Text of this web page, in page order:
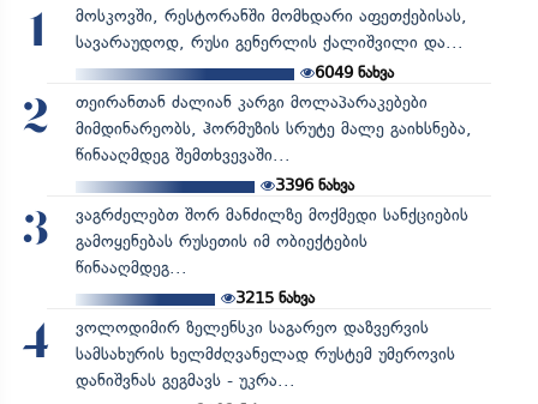
1
მოსკოვში, რესტორანში მომხდარი აფეთქებისას,
სავარაუდოდ, რუსი გენერლის ქალიშვილი და...
6049 ნახვა
2
თეირანთან ძალიან კარგი მოლაპარაკებები
მიმდინარეობს, ჰორმუზის სრუტე მალე გაიხსნება,
წინააღმდეგ შემთხვევაში...
3396ნახვა
3
ვაგრძელებთ შორ მანძილზე მოქმედი სანქციების
გამოყენებას რუსეთის იმ ობიექტების
წინააღმდეგ...
3215ნახვა
4
ვოლოდიმირ ზელენსკი საგარეო დაზვერვის
სამსახურის ხელმძღვანელად რუსტემ უმეროვის
დანიშვნას გეგმავს - უკრა...